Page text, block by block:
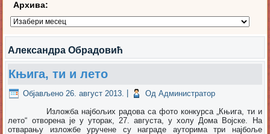
Архива:
Архива:
Александра Обрадовић
Књига, ти и лето
Објављено 26. август 2013. Од Администратор
Изложба најбољих радова са фото конкурса „Књига, ти и
лето“ отворена је у уторак, 27. августа, у холу Дома Војске. На
отварању изложбе уручене су награде ауторима три најбоље